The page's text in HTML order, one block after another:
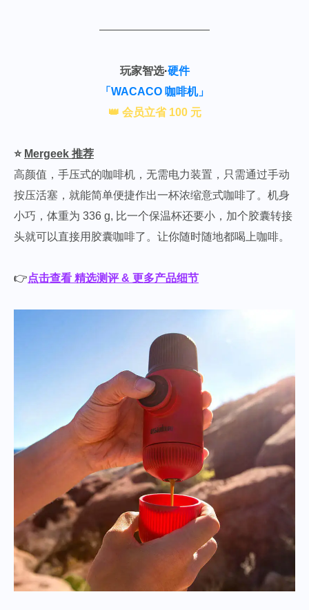
——————————
玩家智选·硬件
「WACACO 咖啡机」
👑 会员立省 100 元
⭐️ Mergeek 推荐
高颜值，手压式的咖啡机，无需电力装置，只需通过手动
按压活塞，就能简单便捷作出一杯浓缩意式咖啡了。机身
小巧，体重为 336 g, 比一个保温杯还要小，加个胶囊转接
头就可以直接用胶囊咖啡了。让你随时随地都喝上咖啡。
👉点击查看 精选测评 & 更多产品细节